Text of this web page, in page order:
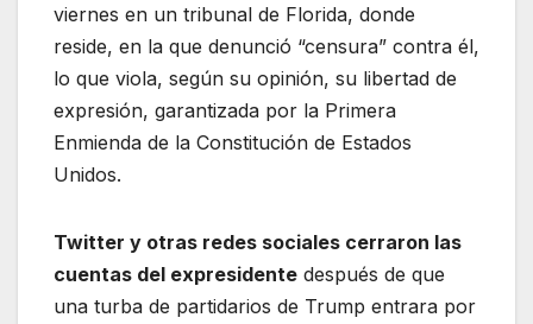
viernes en un tribunal de Florida, donde
reside, en la que denunció “censura” contra él,
lo que viola, según su opinión, su libertad de
expresión, garantizada por la Primera
Enmienda de la Constitución de Estados
Unidos.
Twitter y otras redes sociales cerraron las
cuentas del expresidente después de que
una turba de partidarios de Trump entrara por